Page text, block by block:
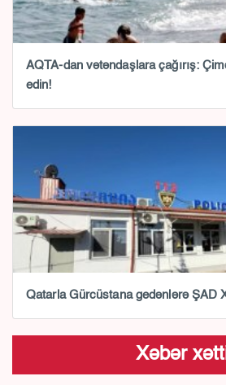
AQTA-dan vətəndaşlara çağırış:
edin!
Qatarla Gürcüstana gedənlərə ŞAD
Xəbər